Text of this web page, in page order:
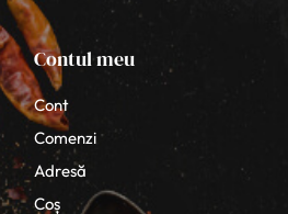
Contul meu
Cont
Comenzi
Adresă
Coș